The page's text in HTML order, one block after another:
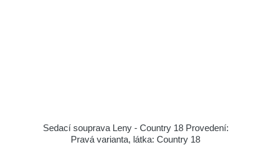
Sedací souprava Leny - Country 18 Provedení:
Pravá varianta, látka: Country 18